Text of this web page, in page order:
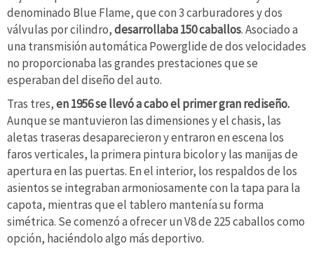
denominado Blue Flame, que con 3 carburadores y dos
válvulas por cilindro,desarrollaba 150 caballos. Asociado a
una transmisión automática Powerglide de dos velocidades
no proporcionaba las grandes prestaciones que se
esperaban del diseño del auto.
Tras tres,en 1956 se llevó a cabo el primer gran rediseño.
Aunque se mantuvieron las dimensiones y el chasis, las
aletas traseras desaparecieron y entraron en escena los
faros verticales, la primera pintura bicolor y las manijas de
apertura en las puertas. En el interior, los respaldos de los
asientos se integraban armoniosamente con la tapa para la
capota, mientras que el tablero mantenía su forma
simétrica. Se comenzó a ofrecer un V8 de 225 caballos como
opción, haciéndolo algo más deportivo.